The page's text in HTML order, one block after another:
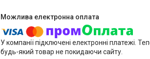
У компанії підключені електронні платежі.
будь-який товар не покидаючи сайту.